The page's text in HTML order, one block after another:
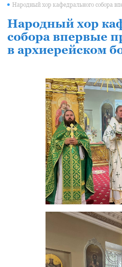
Народный хор
собора впервые
в архиерейском